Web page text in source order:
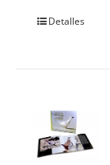
Detalles